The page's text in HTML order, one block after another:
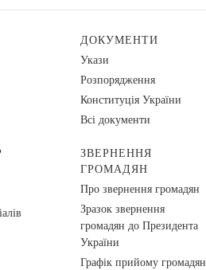
ДОКУМЕНТИ
Укази
Розпорядження
Конституція України
Всі документи
ЗВЕРНЕННЯ
ГРОМАДЯН
Про звернення громадян
Зразок звернення
громадян до Президента
України
Графік прийому громадян